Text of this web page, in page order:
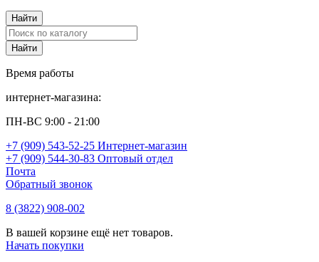
Время работы
интернет-магазина:
ПН-ВС 9:00 - 21:00
+7 (909) 543-52-25 Интернет-магазин
+7 (909) 544-30-83 Оптовый отдел
Почта
Обратный звонок
8 (3822) 908-002
В вашей корзине ещё нет товаров.
Начать покупки